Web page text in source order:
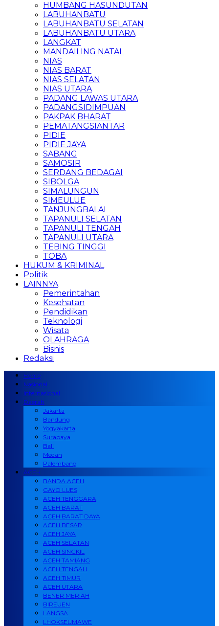
HUMBANG HASUNDUTAN
LABUHANBATU
LABUHANBATU SELATAN
LABUHANBATU UTARA
LANGKAT
MANDAILING NATAL
NIAS
NIAS BARAT
NIAS SELATAN
NIAS UTARA
PADANG LAWAS UTARA
PADANGSIDIMPUAN
PAKPAK BHARAT
PEMATANGSIANTAR
PIDIE
PIDIE JAYA
SABANG
SAMOSIR
SERDANG BEDAGAI
SIBOLGA
SIMALUNGUN
SIMEULUE
TANJUNGBALAI
TAPANULI SELATAN
TAPANULI TENGAH
TAPANULI UTARA
TEBING TINGGI
TOBA
HUKUM & KRIMINAL
Politik
LAINNYA
Pemerintahan
Kesehatan
Pendidikan
Teknologi
Wisata
OLAHRAGA
Bisnis
Redaksi
Home
Nasional
Internasional
Daerah
Jakarta
Bandung
Yogyakarta
Surabaya
Bali
Medan
Palembang
ACEH
BANDA ACEH
GAYO LUES
ACEH TENGGARA
ACEH BARAT
ACEH BARAT DAYA
ACEH BESAR
ACEH JAYA
ACEH SELATAN
ACEH SINGKIL
ACEH TAMIANG
ACEH TENGAH
ACEH TIMUR
ACEH UTARA
BENER MERIAH
BIREUEN
LANGSA
LHOKSEUMAWE